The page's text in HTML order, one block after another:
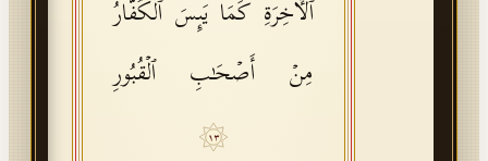
ٱلۡـَٔاخِرَةِ كَمَا یَىِٕسَ ٱلۡكُفَّارُ
مِنۡ أَصۡحَـٰبِ ٱلۡقُبُورِ
١٣